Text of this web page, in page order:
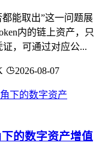
能取出”这一问题展
内的链上资产，只
，可通过对应公...
2026-08-07
的数字资产增值